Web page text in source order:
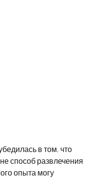
в том, что
способ развлечения
опыта могу